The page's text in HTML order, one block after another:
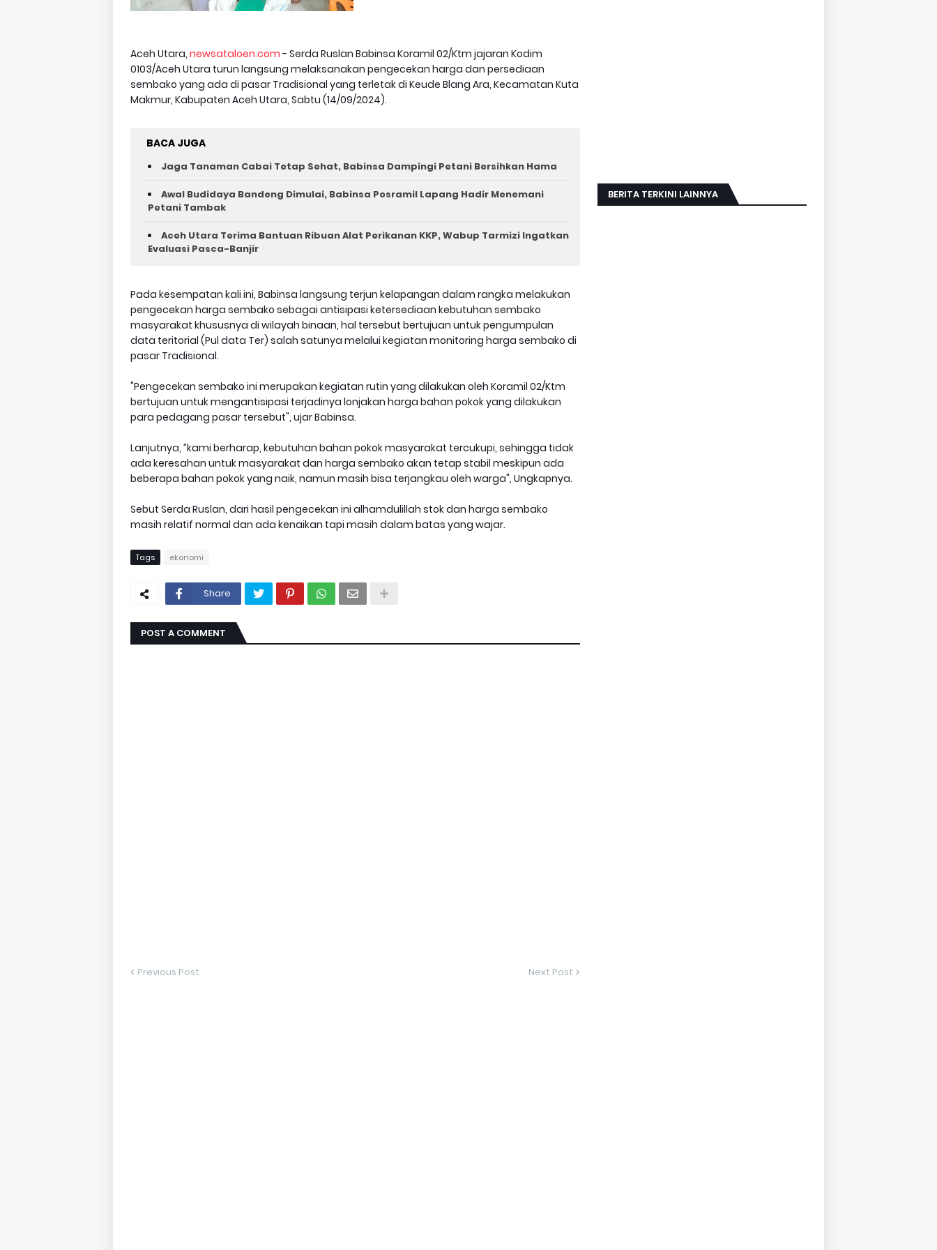
Aceh Utara, newsataloen.com - Serda Ruslan Babinsa Koramil 02/Ktm jajaran Kodim
0103/Aceh Utara turun langsung melaksanakan pengecekan harga dan persediaan
sembako yang ada di pasar Tradisional yang terletak di Keude Blang Ara, Kecamatan Kuta
Makmur, Kabupaten Aceh Utara, Sabtu (14/09/2024).
BACA JUGA
Jaga Tanaman Cabai Tetap Sehat, Babinsa Dampingi Petani Bersihkan Hama
Awal Budidaya Bandeng Dimulai, Babinsa Posramil Lapang Hadir Menemani
Petani Tambak
Aceh Utara Terima Bantuan Ribuan Alat Perikanan KKP, Wabup Tarmizi Ingatkan
Evaluasi Pasca-Banjir
Pada kesempatan kali ini, Babinsa langsung terjun kelapangan dalam rangka melakukan
pengecekan harga sembako sebagai antisipasi ketersediaan kebutuhan sembako
masyarakat khususnya di wilayah binaan, hal tersebut bertujuan untuk pengumpulan
data teritorial (Pul data Ter) salah satunya melalui kegiatan monitoring harga sembako di
pasar Tradisional.
"Pengecekan sembako ini merupakan kegiatan rutin yang dilakukan oleh Koramil 02/Ktm
bertujuan untuk mengantisipasi terjadinya lonjakan harga bahan pokok yang dilakukan
para pedagang pasar tersebut", ujar Babinsa.
Lanjutnya, ”kami berharap, kebutuhan bahan pokok masyarakat tercukupi, sehingga tidak
ada keresahan untuk masyarakat dan harga sembako akan tetap stabil meskipun ada
beberapa bahan pokok yang naik, namun masih bisa terjangkau oleh warga", Ungkapnya.
Sebut Serda Ruslan, dari hasil pengecekan ini alhamdulillah stok dan harga sembako
masih relatif normal dan ada kenaikan tapi masih dalam batas yang wajar.
Tags ekonomi
Share
POST A COMMENT
Previous Post Next Post
BERITA TERKINI LAINNYA